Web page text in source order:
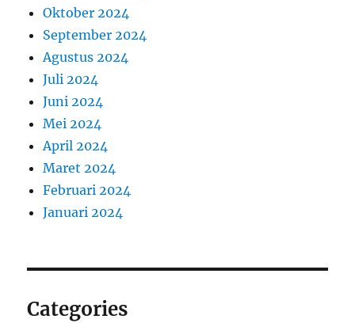
Oktober 2024
September 2024
Agustus 2024
Juli 2024
Juni 2024
Mei 2024
April 2024
Maret 2024
Februari 2024
Januari 2024
Categories